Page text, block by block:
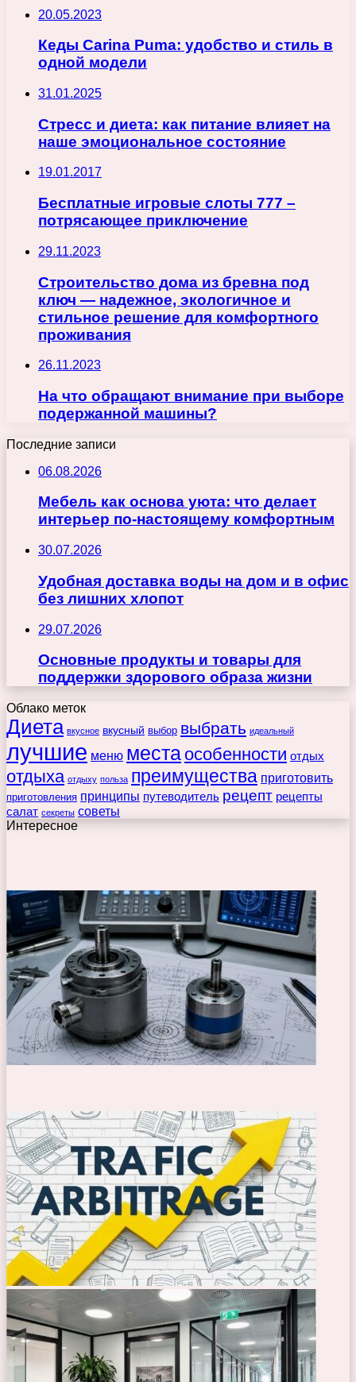
20.05.2023
Кеды Carina Puma: удобство и стиль в
одной модели
31.01.2025
Стресс и диета: как питание влияет на
наше эмоциональное состояние
19.01.2017
Бесплатные игровые слоты 777 –
потрясающее приключение
29.11.2023
Строительство дома из бревна под
ключ — надежное, экологичное и
стильное решение для комфортного
проживания
26.11.2023
На что обращают внимание при выборе
подержанной машины?
Последние записи
06.08.2026
Мебель как основа уюта: что делает
интерьер по-настоящему комфортным
30.07.2026
Удобная доставка воды на дом и в офис
без лишних хлопот
29.07.2026
Основные продукты и товары для
поддержки здорового образа жизни
Облако меток
Диета вкусное вкусный выбор выбрать идеальный
лучшие меню места особенности отдых
отдыха отдыху польза преимущества приготовить
приготовления принципы путеводитель рецепт рецепты
салат секреты советы
Интересное